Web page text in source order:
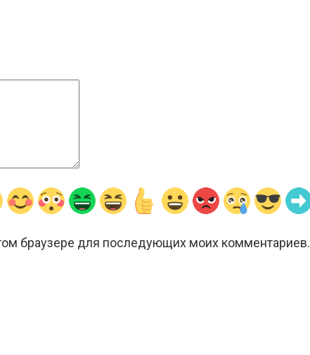
браузере для последующих моих комментариев.